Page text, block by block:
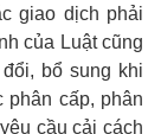
giao dịch phải
của Luật cũng
bổ sung khi
phân cấp, phân
cầu cải cách